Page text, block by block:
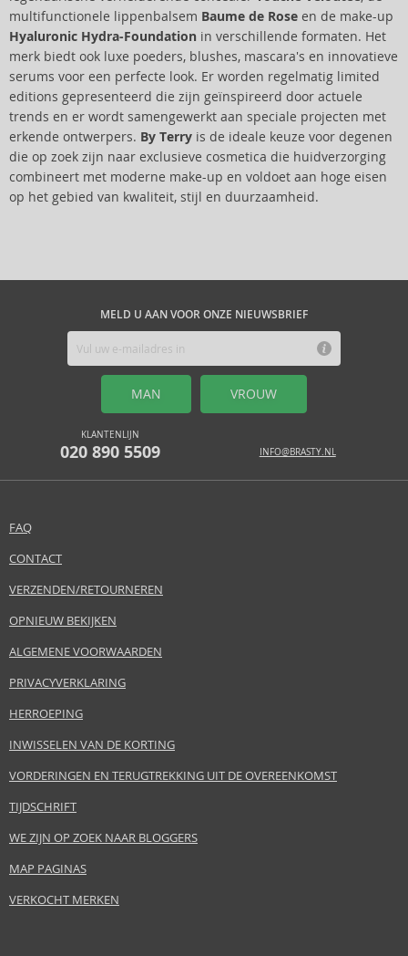
multifunctionele lippenbalsem Baume de Rose en de make-up
Hyaluronic Hydra-Foundation in verschillende formaten. Het
merk biedt ook luxe poeders, blushes, mascara's en innovatieve
serums voor een perfecte look. Er worden regelmatig limited
editions gepresenteerd die zijn geïnspireerd door actuele
trends en er wordt samengewerkt aan speciale projecten met
erkende ontwerpers. By Terry is de ideale keuze voor degenen
die op zoek zijn naar exclusieve cosmetica die huidverzorging
combineert met moderne make-up en voldoet aan hoge eisen
op het gebied van kwaliteit, stijl en duurzaamheid.
MELD U AAN VOOR ONZE NIEUWSBRIEF
MAN VROUW
KLANTENLIJN
020 890 5509 INFO@BRASTY.NL
FAQ
CONTACT
VERZENDEN/RETOURNEREN
OPNIEUW BEKIJKEN
ALGEMENE VOORWAARDEN
PRIVACYVERKLARING
HERROEPING
INWISSELEN VAN DE KORTING
VORDERINGEN EN TERUGTREKKING UIT DE OVEREENKOMST
TIJDSCHRIFT
WE ZIJN OP ZOEK NAAR BLOGGERS
MAP PAGINAS
VERKOCHT MERKEN